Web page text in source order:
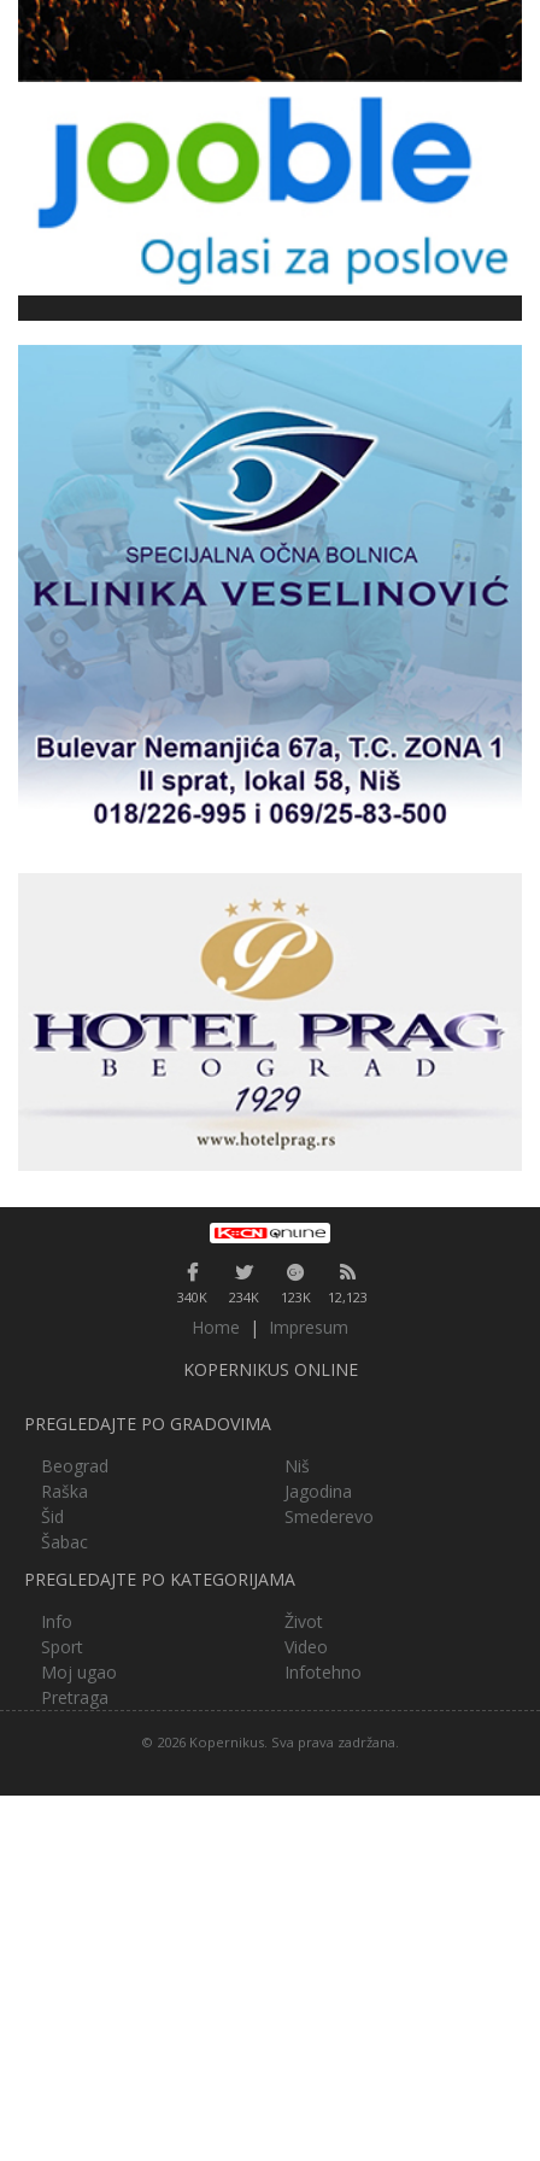
340K 234K 123K 12,123
Home |
Impresum
KOPERNIKUS ONLINE
PREGLEDAJTE PO GRADOVIMA
Beograd
Niš
Raška
Jagodina
Šid
Smederevo
Šabac
PREGLEDAJTE PO KATEGORIJAMA
Info
Život
Sport
Video
Moj ugao
Infotehno
Pretraga
© 2026 Kopernikus. Sva prava zadržana.